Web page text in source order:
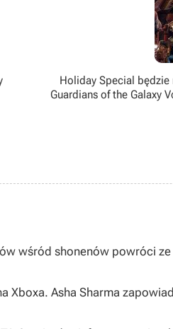
planów pójścia w jego ślady.
Holiday Special
Guardians of the Galaxy
wśród shonenów powróci
Xboxa. Asha Sharma